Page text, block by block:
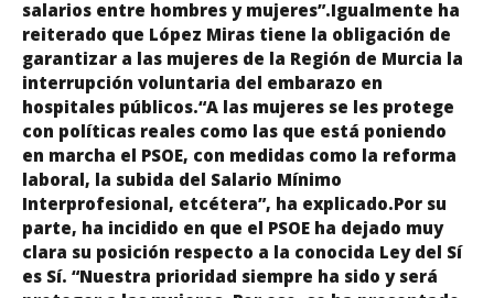
salarios entre hombres y mujeres”.Igualmente ha
reiterado que López Miras tiene la obligación de
garantizar a las mujeres de la Región de Murcia la
interrupción voluntaria del embarazo en
hospitales públicos.“A las mujeres se les protege
con políticas reales como las que está poniendo
en marcha el PSOE, con medidas como la reforma
laboral, la subida del Salario Mínimo
Interprofesional, etcétera”, ha explicado.Por su
parte, ha incidido en que el PSOE ha dejado muy
clara su posición respecto a la conocida Ley del Sí
es Sí. “Nuestra prioridad siempre ha sido y será